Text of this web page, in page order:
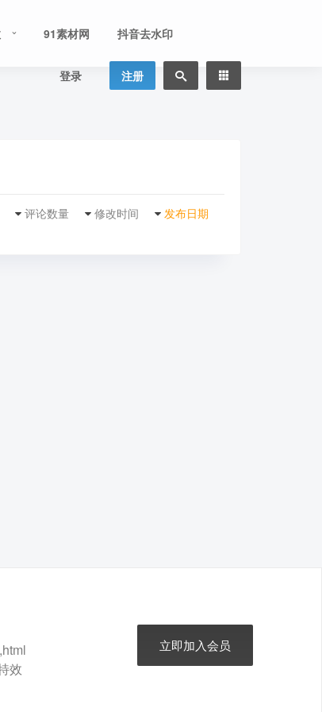
91素材网 抖音去水印
登录 注册
发布日期
修改时间
评论数量
效
立即加入会员